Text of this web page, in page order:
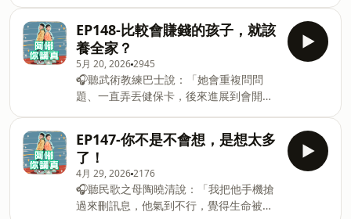
講的唐君豪醫師但我們最想了解的不是醫
美而是連漂亮都要用來比賽的焦慮加入會
員，支持節目：
https://adjurusure.firstory.io/join留言
告訴我你對這一集的想法：
https://open.firstory.me/user/
Powered by Firstory Hosting
伴你在獨立思考中感受內心平靜。立即點
擊,走進《鮭音光園》,讓思考與旋律陪伴
你前行。 https://fstry.pse.is/9f4xed
—— 以上為 Firstory Podcast 廣告 ——
朋友已讀不回但AI卻隨時陪你聊天如果有
個存在永遠支持你理解你你會不會也慢慢
開始相信它比身邊的人更懂自己？加入會
員，支持節目：
https://adjurusure.firstory.io/join留言
告訴我你對這一集的想法：
https://open.firstory.me/user/
Powered by Firstory Hosting
EP148-比較會賺錢的孩子，就該
養全家？
5月 20, 20262945
🎧聽武術教練巴士說：「她會重複問問
題、一直弄丟健保卡，後來進展到會開始
https://fstry.pse.is/9b9r4m &nbsp;照顧
人生無法預期何時來！「先來一杯 我們再
聊」聆聽照顧者、陪你預備長照未來！點
擊連結，讓我們有機會不在照顧困境掙
扎。&nbsp; —— 以上為 Firstory
Podcast 廣告 —— 家家有本難念的經但
EP147-你不是不會想，是想太多
了！
4月 29, 20262176
🎧聽民歌之母陶曉清說：「我把他手機搶
過來刪訊息，他氣到不行，覺得生命被掌